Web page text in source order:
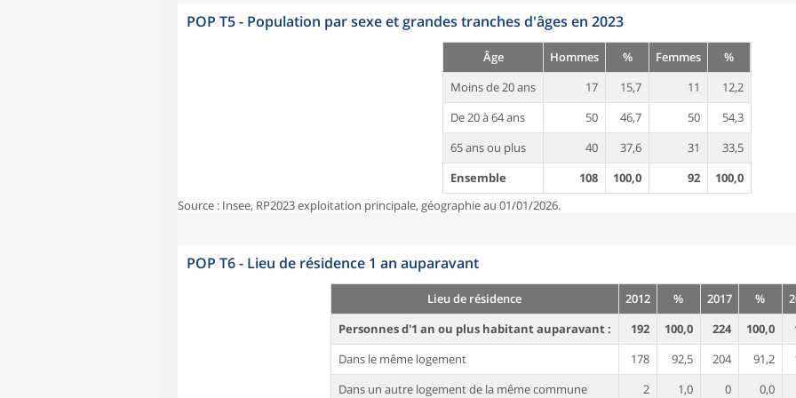
POP T5 - Population par sexe et grandes tranches d'âges en 2023
Âge Hommes % Femmes
%
Moins de 20 ans
17 15,7 11
12,2
De 20 à 64 ans
50 46,7 50
54,3
65 ans ou plus
40 37,6 31
33,5
Ensemble
108 100,0 92
100,0
Source : Insee, RP2023 exploitation principale, géographie au 01/01/2026.
POP T6 - Lieu de résidence 1 an auparavant
Lieu de résidence 2012 % 2017 %
Personnes d'1 an ou plus habitant auparavant :
192 100,0 224 100,0
Dans le même logement
178 92,5 204 91,2
Dans un autre logement de la même commune
2 1,0 0
0,0